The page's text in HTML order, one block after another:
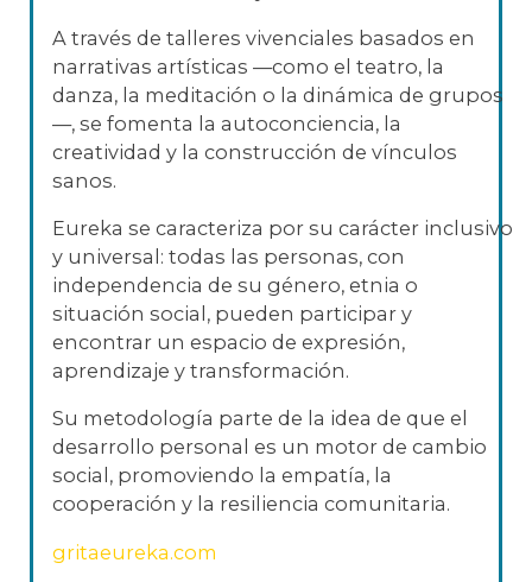
A través de talleres vivenciales basados en
narrativas artísticas —como el teatro, la
danza, la meditación o la dinámica de grupos
—, se fomenta la autoconciencia, la
creatividad y la construcción de vínculos
sanos.
Eureka se caracteriza por su carácter inclusivo
y universal: todas las personas, con
independencia de su género, etnia o
situación social, pueden participar y
encontrar un espacio de expresión,
aprendizaje y transformación.
Su metodología parte de la idea de que el
desarrollo personal es un motor de cambio
social, promoviendo la empatía, la
cooperación y la resiliencia comunitaria.
gritaeureka.com